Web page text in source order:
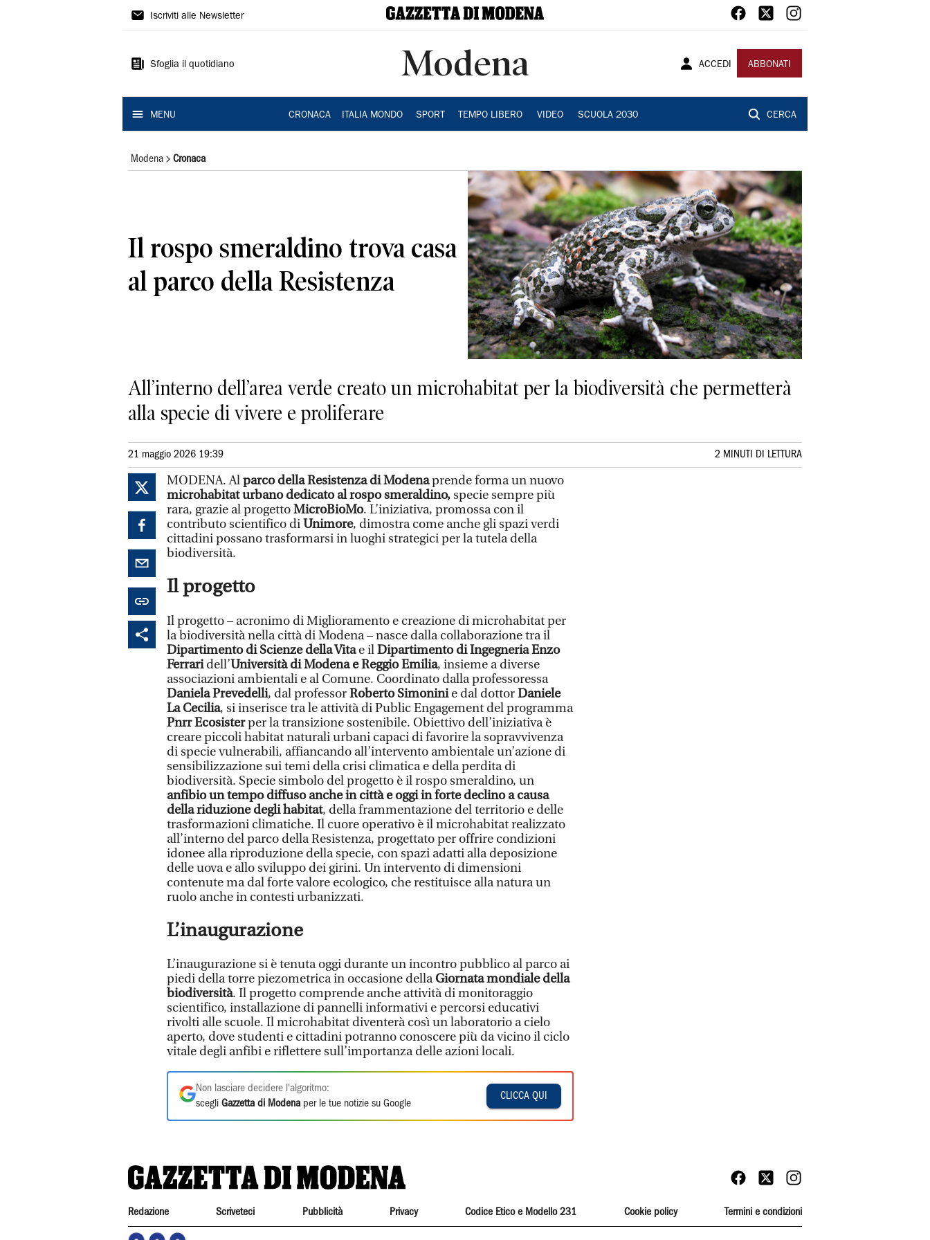
Gazzetta
Modena
Iscriviti alle Newsletter
Sfoglia il quotidiano Modena ACCEDI ABBONATI
MENU CRONACA ITALIA MONDO SPORT TEMPO LIBERO VIDEO SCUOLA 2030 CERCA
Modena Cronaca
Il rospo smeraldino trova casa
al parco della Resistenza
All’interno dell’area verde creato un microhabitat per la biodiversità che permetterà
alla specie di vivere e proliferare
21 maggio 2026 19:39 2 MINUTI DI LETTURA
MODENA. Alparco della Resistenza di Modenaprende forma un nuovo
microhabitat urbano dedicato al rospo smeraldino,specie sempre più
rara, grazie al progettoMicroBioMo. L’iniziativa, promossa con il
contributo scientifico diUnimore, dimostra come anche gli spazi verdi
cittadini possano trasformarsi in luoghi strategici per la tutela della
biodiversità.
Il progetto
Il progetto – acronimo di Miglioramento e creazione di microhabitat per
la biodiversità nella città di Modena – nasce dalla collaborazione tra il
Dipartimento di Scienze della Vitae ilDipartimento di Ingegneria Enzo
Ferraridell’Università di Modena e Reggio Emilia, insieme a diverse
associazioni ambientali e al Comune. Coordinato dalla professoressa
Daniela Prevedelli, dal professorRoberto Simoninie dal dottorDaniele
La Cecilia, si inserisce tra le attività di Public Engagement del programma
Pnrr Ecosisterper la transizione sostenibile. Obiettivo dell’iniziativa è
creare piccoli habitat naturali urbani capaci di favorire la sopravvivenza
di specie vulnerabili, affiancando all’intervento ambientale un’azione di
sensibilizzazione sui temi della crisi climatica e della perdita di
biodiversità. Specie simbolo del progetto è il rospo smeraldino, un
anfibio un tempo diffuso anche in città e oggi in forte declino a causa
della riduzione degli habitat, della frammentazione del territorio e delle
trasformazioni climatiche. Il cuore operativo è il microhabitat realizzato
all’interno del parco della Resistenza, progettato per offrire condizioni
idonee alla riproduzione della specie, con spazi adatti alla deposizione
delle uova e allo sviluppo dei girini. Un intervento di dimensioni
contenute ma dal forte valore ecologico, che restituisce alla natura un
ruolo anche in contesti urbanizzati.
L’inaugurazione
L’inaugurazione si è tenuta oggi durante un incontro pubblico al parco ai
piedi della torre piezometrica in occasione dellaGiornata mondiale della
biodiversità. Il progetto comprende anche attività di monitoraggio
scientifico, installazione di pannelli informativi e percorsi educativi
rivolti alle scuole. Il microhabitat diventerà così un laboratorio a cielo
aperto, dove studenti e cittadini potranno conoscere più da vicino il ciclo
vitale degli anfibi e riflettere sull’importanza delle azioni locali.
Non lasciare decidere l'algoritmo:
scegli Gazzetta di Modena per le tue notizie su Google
CLICCA QUI
Redazione Scriveteci Pubblicità Privacy Codice Etico e Modello 231 Cookie policy Termini e condizioni